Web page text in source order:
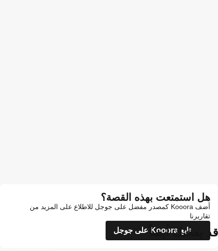
هل استمتعت بهذه القصة؟
أضف Kooora كمصدر مفضل على جوجل للاطلاع على المزيد من
تقاريرنا
تابع Kooora على جوجل
قد يعجبك أيضاً